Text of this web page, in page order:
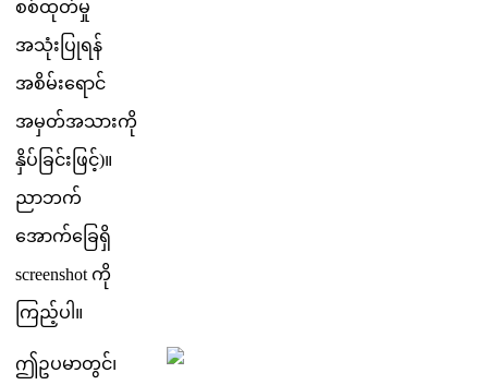
စစထတမ
အသ ပရန
အစမရင
အမတအသက
နပ ခင ဖင)။
ညဘက
အကခရ
screenshot က
ကညပ ။
ဤဥပမတင၊